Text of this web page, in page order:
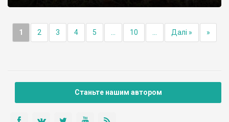
1 2 3 4 5 10 Далі » »
Станьте нашим автором